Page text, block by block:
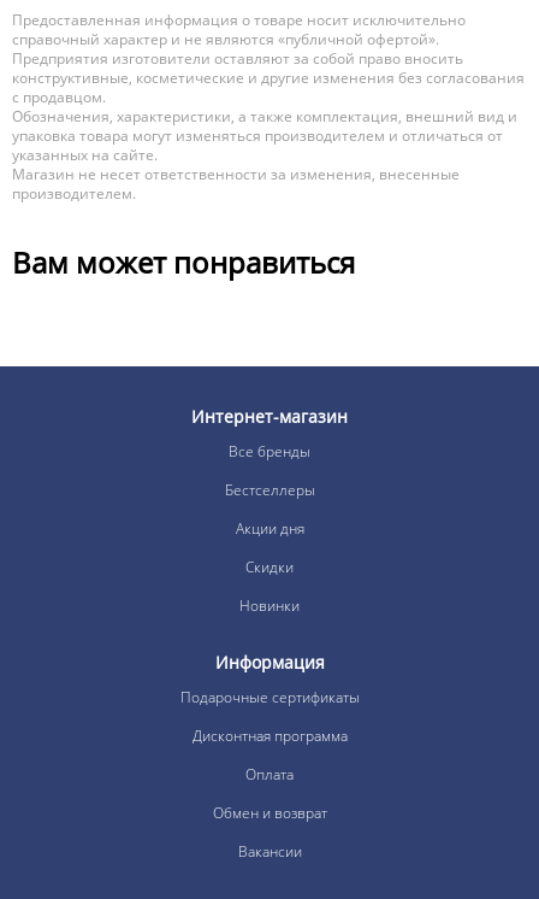
Предоставленная информация о товаре носит исключительно
справочный характер и не являются «публичной офертой».
Предприятия изготовители оставляют за собой право вносить
конструктивные, косметические и другие изменения без согласования
с продавцом.
Обозначения, характеристики, а также комплектация, внешний вид и
упаковка товара могут изменяться производителем и отличаться от
указанных на сайте.
Магазин не несет ответственности за изменения, внесенные
производителем.
Вам может понравиться
Интернет-магазин
Все бренды
Бестселлеры
Акции дня
Скидки
Новинки
Информация
Подарочные сертификаты
Дисконтная программа
Оплата
Обмен и возврат
Вакансии